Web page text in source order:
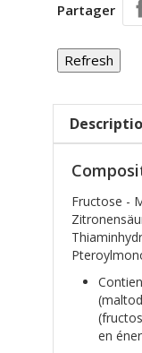
Partager
Fructose -
en